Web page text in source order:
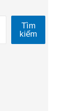
Tìm
kiếm